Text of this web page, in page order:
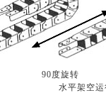
90度旋转
水平架空运